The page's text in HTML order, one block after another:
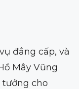
đẳng cấp, và
Mây Vũng
tưởng cho